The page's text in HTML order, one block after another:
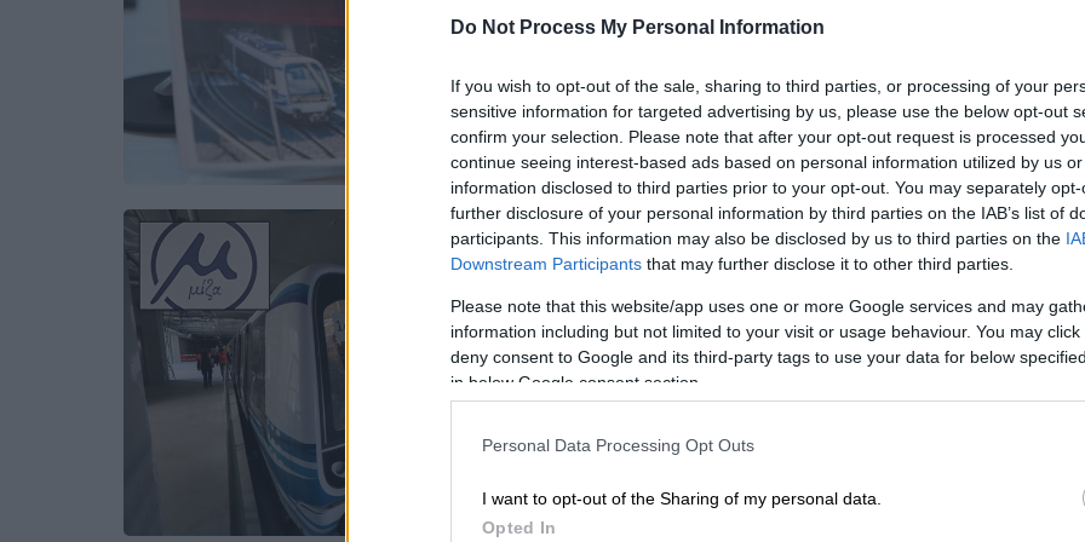
Do Not Process My Personal Information
If you wish to opt-out of the sale, sharing to third parties, or processing of your
sensitive information for targeted advertising by us, please use the below opt-out
confirm your selection. Please note that after your opt-out request is processed
continue seeing interest-based ads based on personal information utilized by us
information disclosed to third parties prior to your opt-out. You may separately
further disclosure of your personal information by third parties on the IAB’s list of
participants. This information may also be disclosed by us to third parties on the
Downstream Participants that may further disclose it to other third parties.
Please note that this website/app uses one or more Google services and may
information including but not limited to your visit or usage behaviour. You may
deny consent to Google and its third-party tags to use your data for below
in below Google consent section.
Personal Data Processing Opt Outs
I want to opt-out of the Sharing of my personal data.
Opted In
ευρώ χωρίς ΦΠΑ ο διαγωνισμός για
το λογότυπο του Μετρό
Θεσσαλονίκης
Viral|14.11.2024 09:32
«Μ από το μίζα»: Επικό
τρολάρισμα στα social media για
το λογότυπο του μετρό
Θεσσαλονίκης!
Θεσσαλονίκης που θυμίζει δουλειά